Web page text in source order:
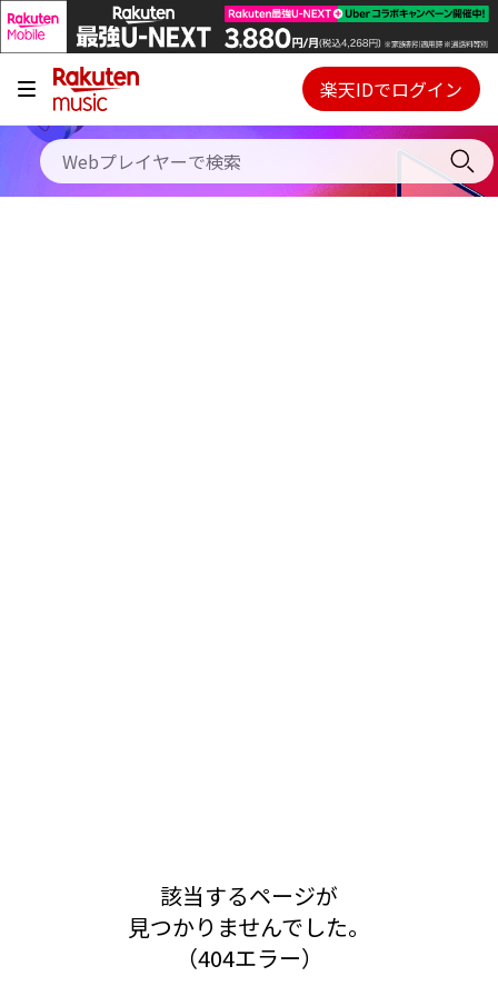
キャンペーン
料金プラン
使い方
Webプレイヤー
ご契約内容の確認・変更
楽天IDでログイン
該当するページが
見つかりませんでした。
（404エラー）